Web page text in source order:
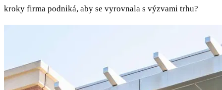
kroky firma podniká, aby se vyrovnala s výzvami trhu?